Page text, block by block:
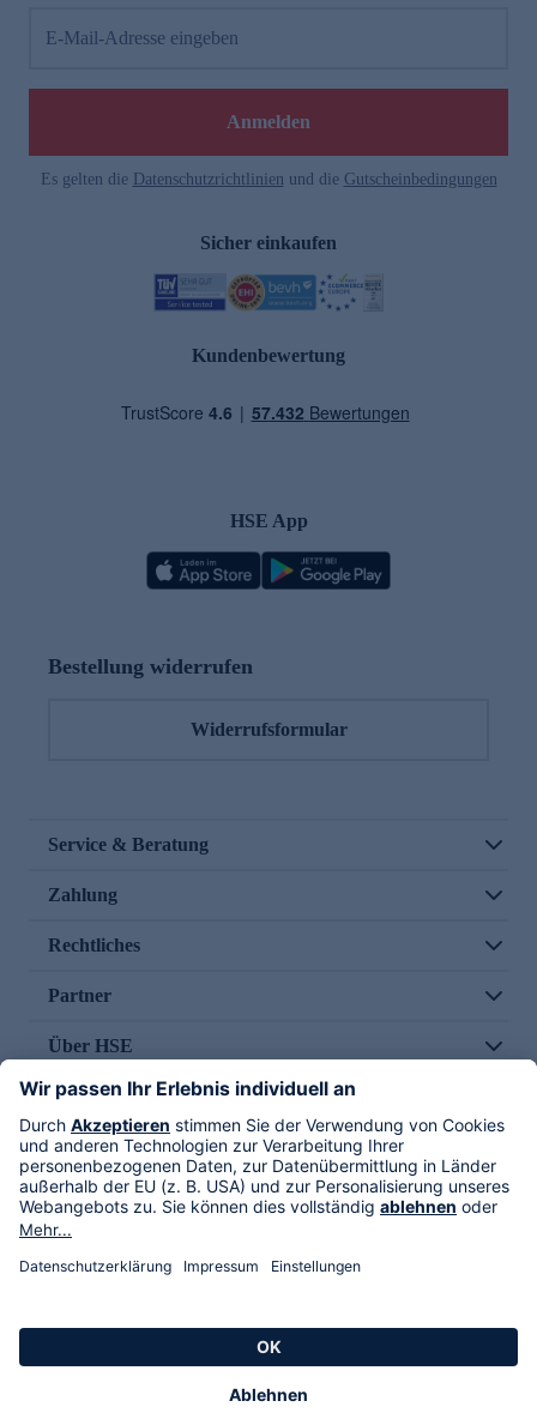
E-Mail-Adresse eingeben
Anmelden
Es gelten die Datenschutzrichtlinien und die Gutscheinbedingungen
Sicher einkaufen
Kundenbewertung
HSE App
Bestellung widerrufen
Widerrufsformular
Service & Beratung
Zahlung
Rechtliches
Partner
Über HSE
Im TV
HSE International